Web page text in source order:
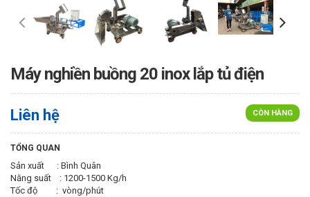
Máy nghiền buồng 20 inox lắp tủ điện
CÒN HÀNG
Liên hệ
TỔNG QUAN
Sản xuất : Bình Quân
Năng suất : 1200-1500 Kg/h
Tốc độ : vòng/phút